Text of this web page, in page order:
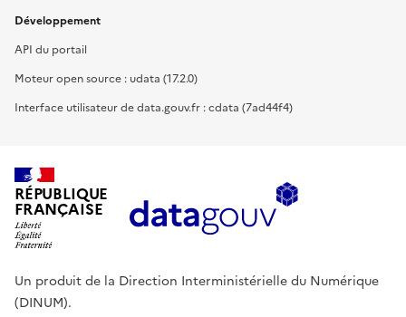
Développement
API du portail
Moteur open source : udata (17.2.0)
Interface utilisateur de data.gouv.fr : cdata (7ad44f4)
RÉPUBLIQUE
FRANÇAISE
Un produit de la Direction Interministérielle du Numérique
(DINUM).